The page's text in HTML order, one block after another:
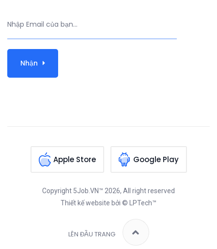
Nhận
Apple Store Google Play
Copyright 5Job.VN™ 2026, All right reserved
Thiết kế website bởi © LPTech™
LÊN ĐẦU TRANG